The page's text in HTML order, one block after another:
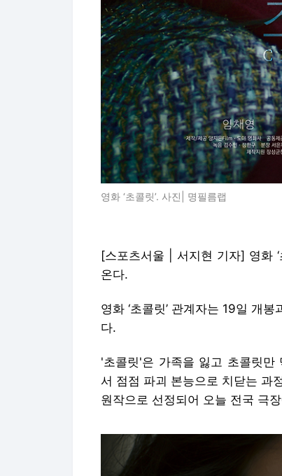
영화 ‘초콜릿’. 사진| 명필름랩
[스포츠서울 | 서지현 기자] 영화
온다.
영화 ‘초콜릿’ 관계자는 19일 개
다.
'초콜릿'은 가족을 잃고 초콜릿만
서 점점 파괴 본능으로 치닫는 과
원작으로 선정되어 오늘 전국 극